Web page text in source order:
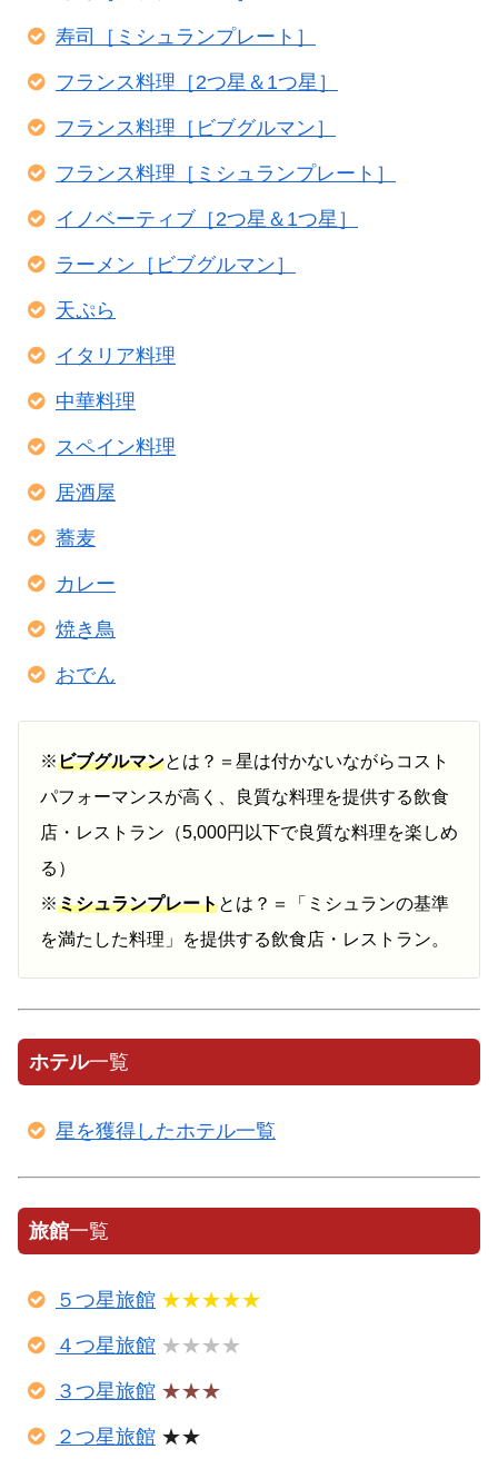
寿司［ミシュランプレート］
フランス料理［2つ星＆1つ星］
フランス料理［ビブグルマン］
フランス料理［ミシュランプレート］
イノベーティブ［2つ星＆1つ星］
ラーメン［ビブグルマン］
天ぷら
イタリア料理
中華料理
スペイン料理
居酒屋
蕎麦
カレー
焼き鳥
おでん
※ビブグルマンとは？＝星は付かないながらコスト
パフォーマンスが高く、良質な料理を提供する飲食
店・レストラン（5,000円以下で良質な料理を楽しめ
る）
※ミシュランプレートとは？＝「ミシュランの基準
を満たした料理」を提供する飲食店・レストラン。
ホテル一覧
星を獲得したホテル一覧
旅館一覧
５つ星旅館 ★★★★★
４つ星旅館 ★★★★
３つ星旅館 ★★★
２つ星旅館 ★★